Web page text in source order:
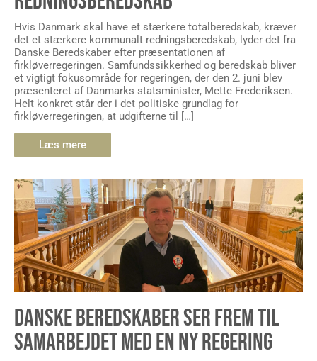
Hvis Danmark skal have et stærkere totalberedskab, kræver
det et stærkere kommunalt redningsberedskab, lyder det fra
Danske Beredskaber efter præsentationen af
firkløverregeringen. Samfundssikkerhed og beredskab bliver
et vigtigt fokusområde for regeringen, der den 2. juni blev
præsenteret af Danmarks statsminister, Mette Frederiksen.
Helt konkret står der i det politiske grundlag for
firkløverregeringen, at udgifterne til […]
Læs mere
DANSKE BEREDSKABER SER FREM TIL
SAMARBEJDET MED EN NY REGERING